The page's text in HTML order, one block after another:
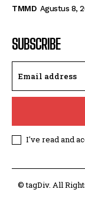
TMMD Agustus 8,
SUBSCRIBE
I've read and
© tagDiv. All